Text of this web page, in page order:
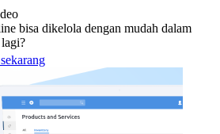
bisa dikelola dengan mudah dalam